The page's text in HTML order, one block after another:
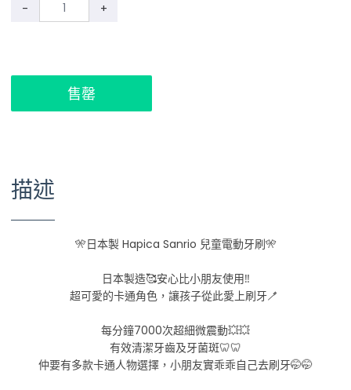
- +
售罄
描述
🎌日本製 Hapica Sanrio 兒童電動牙刷🎌
日本製造🥰安心比小朋友使用‼️
超可愛的卡通角色，讓孩子從此愛上刷牙🪥
每分鐘7000次超細微震動💥💥
有效清潔牙齒及牙菌斑🦷🦷
仲要有多款卡通人物選擇，小朋友實乖乖自己去刷牙🤭🤭